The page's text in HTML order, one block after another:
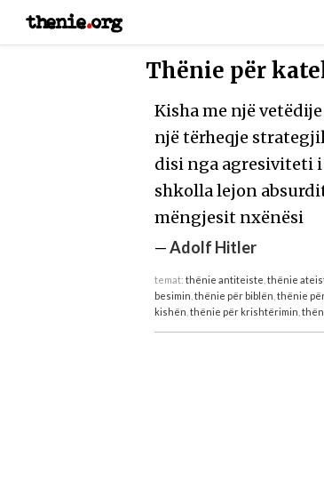
thenie.org
Thënie për
Kisha me një
një tërheqje
disi nga agresiviteti
shkolla lejon
mëngjesit nxënësi
—Adolf Hitler
temat:thënie antiteiste ,thënie
besimin ,thënie për biblën ,thënie
kishën ,thënie për krishtërimin ,